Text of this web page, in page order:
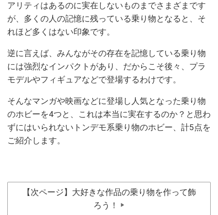
アリティはあるのに実在しないものまでさまざまです
が、多くの人の記憶に残っている乗り物となると、そ
れほど多くはない印象です。
逆に言えば、みんながその存在を記憶している乗り物
には強烈なインパクトがあり、だからこそ後々、プラ
モデルやフィギュアなどで登場するわけです。
そんなマンガや映画などに登場し人気となった乗り物
のホビーを4つと、これは本当に実在するのか？と思わ
ずにはいられないトンデモ系乗り物のホビー、計5点を
ご紹介します。
【次ページ】大好きな作品の乗り物を作って飾
ろう！
▶